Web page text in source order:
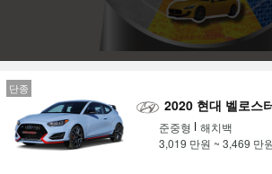
단종
2020 현대 벨로스
준중형
해치백
3,019 만원 ~ 3,469 만